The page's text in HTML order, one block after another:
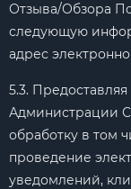
Отзыва/Обзора
следующую
адрес
5.3.
Администрации
обработку в том
проведение
уведомлений,